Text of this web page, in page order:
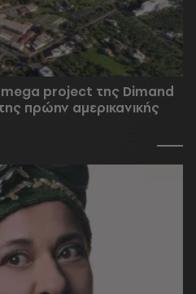
mega project της Dimand
πρώην αμερικανικής